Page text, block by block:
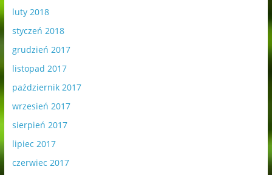
luty 2018
styczeń 2018
grudzień 2017
listopad 2017
październik 2017
wrzesień 2017
sierpień 2017
lipiec 2017
czerwiec 2017